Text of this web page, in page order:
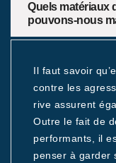
Quels matériaux
pouvons-nous
Il faut savoir
contre les
rive assurent
Outre le fait de
performants, il
penser à garder